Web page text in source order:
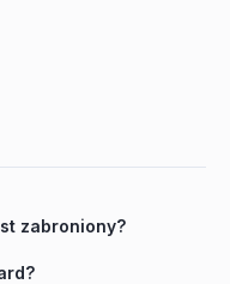
zabroniony?